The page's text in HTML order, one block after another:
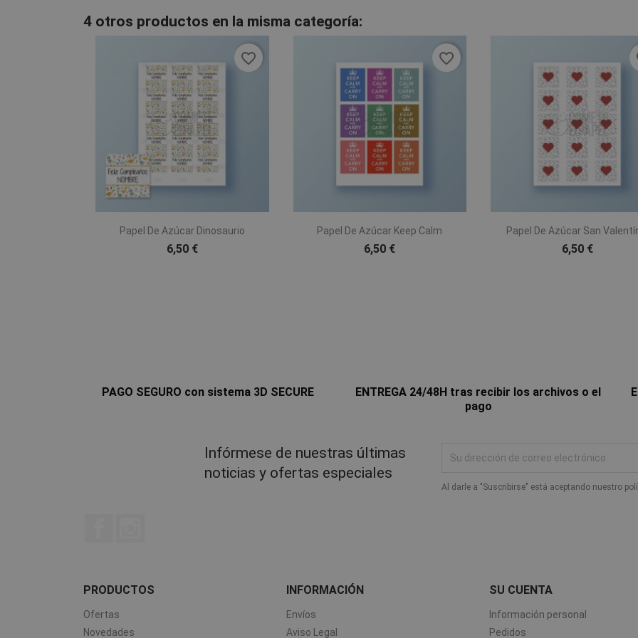
4 otros productos en la misma categoría:
 Vista rápida
Papel De Azúcar Dinosaurio
6,50 €
favorite_border
 Vista rápida
Papel De Azúcar Keep Calm
6,50 €
favorite_border
Vista rápida
Papel De Azúcar San
6,50 €
PAGO SEGURO con sistema 3D SECURE
ENTREGA 24/48H tras recibir los archivos o el
pago
Infórmese de nuestras últimas
noticias y ofertas especiales
Al darle a "Suscribirse" está aceptando nuestro
PRODUCTOS
Ofertas
Novedades
INFORMACIÓN
Envíos
Aviso Legal
SU CUENTA
Información personal
Pedidos